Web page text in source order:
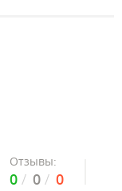
Отзывы:
0 0 0